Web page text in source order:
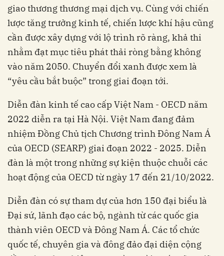
giao thương thương mại dịch vụ. Cùng với chiến
lược tăng trưởng kinh tế, chiến lược khí hậu cũng
cần được xây dựng với lộ trình rõ ràng, khả thi
nhằm đạt mục tiêu phát thải ròng bằng không
vào năm 2050. Chuyển đổi xanh được xem là
“yêu cầu bắt buộc” trong giai đoạn tới.
Diễn đàn kinh tế cao cấp Việt Nam - OECD năm
2022 diễn ra tại Hà Nội. Việt Nam đang đảm
nhiệm Đồng Chủ tịch Chương trình Đông Nam Á
của OECD (SEARP) giai đoạn 2022 - 2025. Diễn
đàn là một trong những sự kiện thuộc chuỗi các
hoạt động của OECD từ ngày 17 đến 21/10/2022.
Diễn đàn có sự tham dự của hơn 150 đại biểu là
Đại sứ, lãnh đạo các bộ, ngành từ các quốc gia
thành viên OECD và Đông Nam Á. Các tổ chức
quốc tế, chuyên gia và đông đảo đại diện cộng